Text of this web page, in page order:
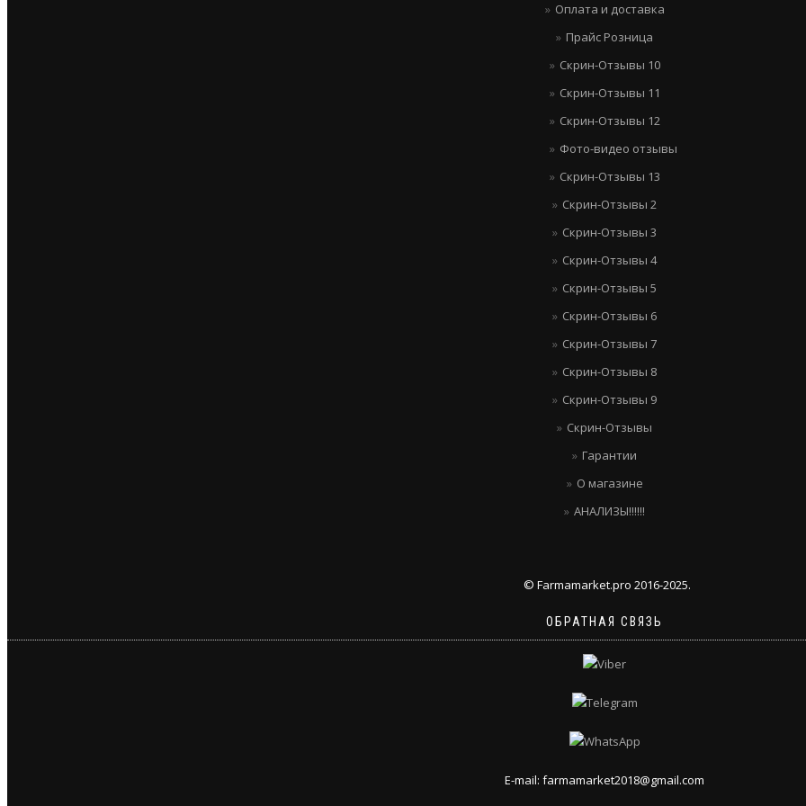
Оплата и доставка
Прайс Розница
Скрин-Отзывы 10
Скрин-Отзывы 11
Скрин-Отзывы 12
Фото-видео отзывы
Скрин-Отзывы 13
Скрин-Отзывы 2
Скрин-Отзывы 3
Скрин-Отзывы 4
Скрин-Отзывы 5
Скрин-Отзывы 6
Скрин-Отзывы 7
Скрин-Отзывы 8
Скрин-Отзывы 9
Скрин-Отзывы
Гарантии
О магазине
АНАЛИЗЫ!!!!!!
© Farmamarket.pro 2016-2025.
ОБРАТНАЯ СВЯЗЬ
E-mail: farmamarket2018@gmail.com